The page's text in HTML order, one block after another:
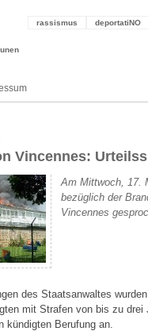
rassismus deportatiNO
Vincennes:
Am Mittwoch, 17.
bezüglich der
Vincennes
des Staatsanwaltes
mit Strafen von bis zu
kündigten Berufung an.